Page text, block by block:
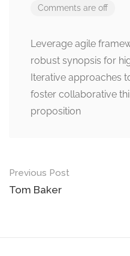
Comments are off
Leverage agile
robust synopsis for
Iterative approaches
foster collaborative
proposition
Post
navigation
Previous Post
Tom Baker